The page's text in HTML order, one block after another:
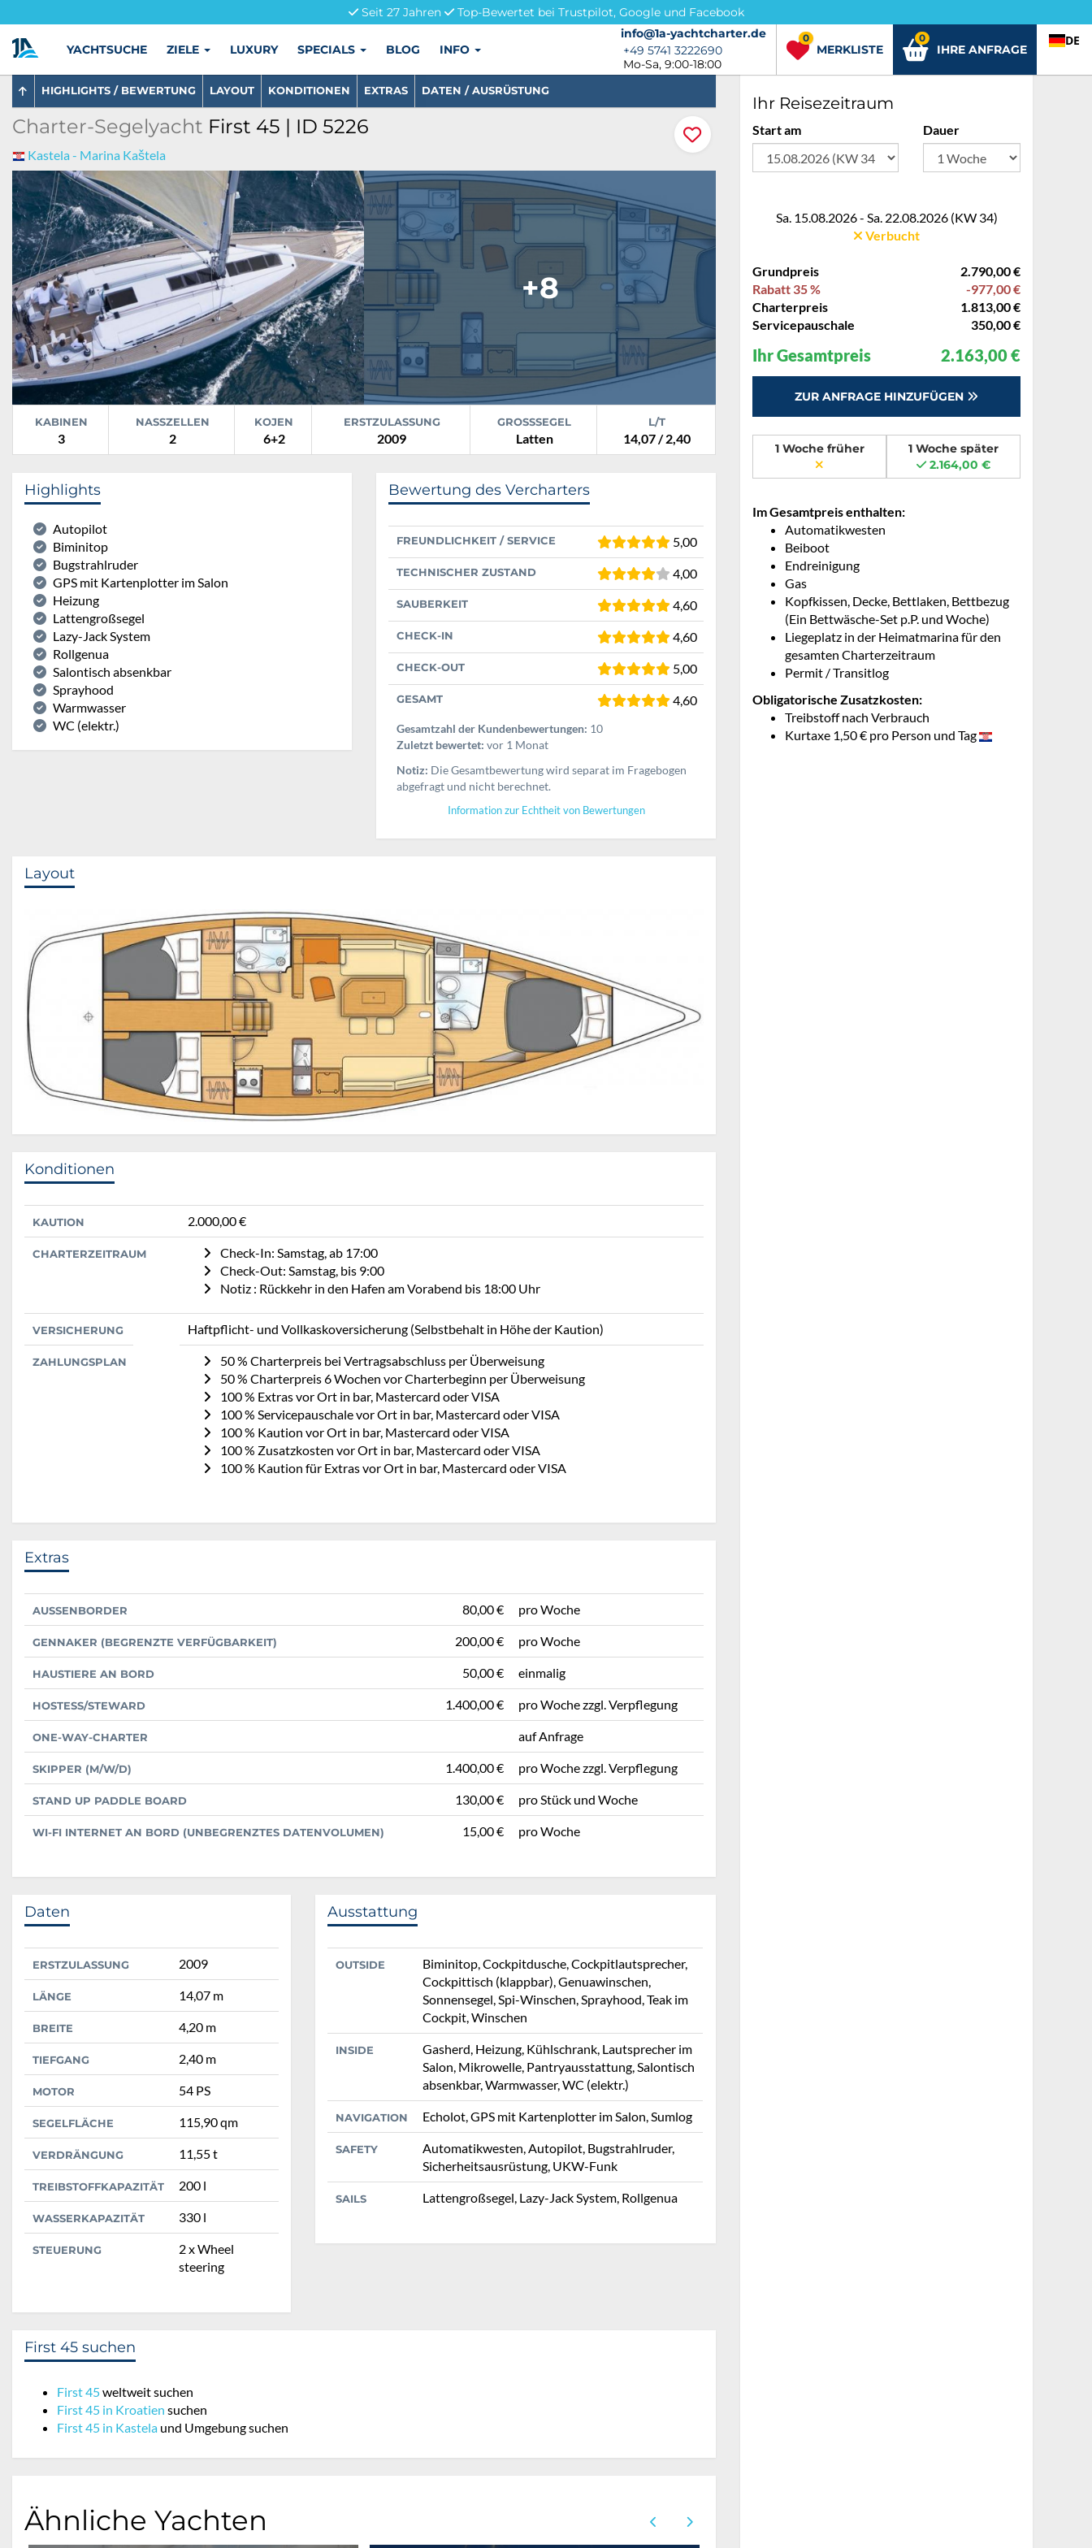
Seit 27 Jahren
Top-Bewertet bei Trustpilot, Google und Facebook
info@1a-yachtcharter.de
info@1a-yachtcharter.de
+49 5741 3222690
+49 5741 3222690
Mo-Sa, 9:00-18:00
MERKLISTE
0
IHRE ANFRAGE
0 DE
YACHTSUCHE ZIELE LUXURY SPECIALS BLOG INFO
HIGHLIGHTS / BEWERTUNG LAYOUT KONDITIONEN EXTRAS DATEN / AUSRÜSTUNG
Charter-Segelyacht First 45 | ID 5226
Kastela - Marina Kaštela
+8
KABINEN
3
NASSZELLEN
2
KOJEN
6+2
ERSTZULASSUNG
2009
GROSSSEGEL
Latten
L/T
14,07 / 2,40
Highlights
Autopilot
Biminitop
Bugstrahlruder
GPS mit Kartenplotter im Salon
Heizung
Lattengroßsegel
Lazy-Jack System
Rollgenua
Salontisch absenkbar
Sprayhood
Warmwasser
WC (elektr.)
Bewertung des Vercharters
FREUNDLICHKEIT / SERVICE 5,00
TECHNISCHER ZUSTAND 4,00
SAUBERKEIT 4,60
CHECK-IN 4,60
CHECK-OUT 5,00
GESAMT 4,60
Gesamtzahl der Kundenbewertungen: 10
Zuletzt bewertet: vor 1 Monat
Notiz: Die Gesamtbewertung wird separat im Fragebogen
abgefragt und nicht berechnet.
Information zur Echtheit von Bewertungen
Layout
Konditionen
KAUTION 2.000,00 €
CHARTERZEITRAUM
Check-In: Samstag, ab 17:00
Check-Out: Samstag, bis 9:00
Notiz : Rückkehr in den Hafen am Vorabend bis 18:00 Uhr
VERSICHERUNG Haftpflicht- und Vollkaskoversicherung (Selbstbehalt in Höhe der Kaution)
ZAHLUNGSPLAN
50 % Charterpreis bei Vertragsabschluss per Überweisung
50 % Charterpreis 6 Wochen vor Charterbeginn per Überweisung
100 % Extras vor Ort in bar, Mastercard oder VISA
100 % Servicepauschale vor Ort in bar, Mastercard oder VISA
100 % Kaution vor Ort in bar, Mastercard oder VISA
100 % Zusatzkosten vor Ort in bar, Mastercard oder VISA
100 % Kaution für Extras vor Ort in bar, Mastercard oder VISA
Extras
AUSSENBORDER 80,00 € pro Woche
GENNAKER (BEGRENZTE VERFÜGBARKEIT) 200,00 € pro Woche
HAUSTIERE AN BORD 50,00 € einmalig
HOSTESS/STEWARD 1.400,00 € pro Woche zzgl. Verpflegung
ONE-WAY-CHARTER auf Anfrage
SKIPPER (M/W/D) 1.400,00 € pro Woche zzgl. Verpflegung
STAND UP PADDLE BOARD 130,00 € pro Stück und Woche
WI-FI INTERNET AN BORD (UNBEGRENZTES DATENVOLUMEN) 15,00 € pro Woche
Daten
ERSTZULASSUNG 2009
LÄNGE 14,07 m
BREITE 4,20 m
TIEFGANG 2,40 m
MOTOR 54 PS
SEGELFLÄCHE 115,90 qm
VERDRÄNGUNG 11,55 t
TREIBSTOFFKAPAZITÄT 200 l
WASSERKAPAZITÄT 330 l
STEUERUNG
2 x Wheel
steering
Ausstattung
OUTSIDE
Biminitop, Cockpitdusche, Cockpitlautsprecher,
Cockpittisch (klappbar), Genuawinschen,
Sonnensegel, Spi-Winschen, Sprayhood, Teak im
Cockpit, Winschen
INSIDE
Gasherd, Heizung, Kühlschrank, Lautsprecher im
Salon, Mikrowelle, Pantryausstattung, Salontisch
absenkbar, Warmwasser, WC (elektr.)
NAVIGATION Echolot, GPS mit Kartenplotter im Salon, Sumlog
SAFETY
Automatikwesten, Autopilot, Bugstrahlruder,
Sicherheitsausrüstung, UKW-Funk
SAILS Lattengroßsegel, Lazy-Jack System, Rollgenua
First 45 suchen
First 45weltweit suchen
First 45 in Kroatien suchen
First 45 in Kastela und Umgebung suchen
Ähnliche Yachten
Ihr Reisezeitraum
Start am Dauer
Sa. 15.08.2026 - Sa. 22.08.2026 (KW 34)
Verbucht
Grundpreis
2.790,00 €
Rabatt 35 %
-977,00 €
Charterpreis
1.813,00 €
Servicepauschale
350,00 €
Ihr Gesamtpreis 2.163,00 €
ZUR ANFRAGE HINZUFÜGEN
1 Woche früher
1 Woche später
2.164,00 €
Im Gesamtpreis enthalten:
Automatikwesten
Beiboot
Endreinigung
Gas
Kopfkissen, Decke, Bettlaken, Bettbezug
(Ein Bettwäsche-Set p.P. und Woche)
Liegeplatz in der Heimatmarina für den
gesamten Charterzeitraum
Permit / Transitlog
Obligatorische Zusatzkosten:
Treibstoff nach Verbrauch
Kurtaxe 1,50 € pro Person und Tag